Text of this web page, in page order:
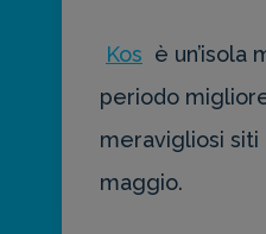
Kos è
periodo
meravigliosi siti
maggio.